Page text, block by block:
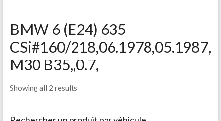
BMW 6 (E24) 635
CSi#160/218,06.1978,05.1987,
M30 B35,,0.7,
Showing all 2 results